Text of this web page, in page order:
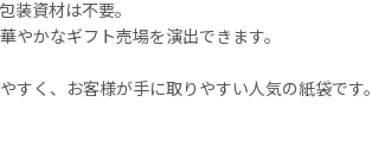
装資材は不要。
やかなギフト売場を演出できます。
すく、お客様が手に取りやすい人気の紙袋です。